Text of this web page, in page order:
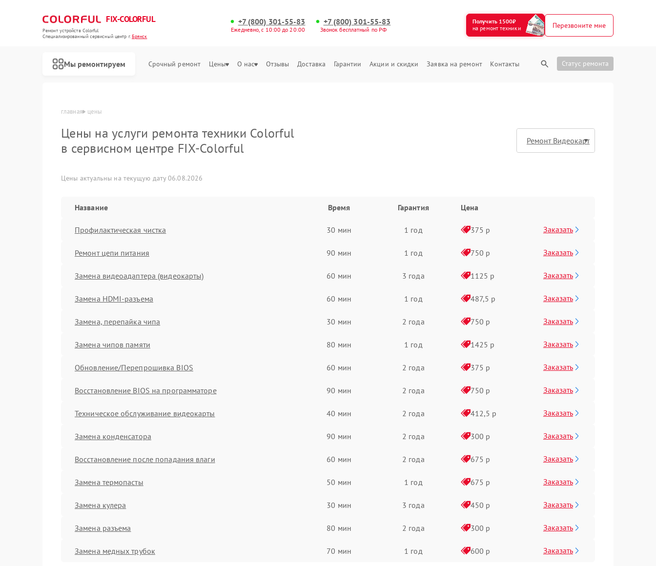
FIX-COLORFUL
Ремонт устройств Colorful
Специализированный cервисный центр г.Брянск
+7 (800) 301-55-83
Ежедневно, с 10:00 до 20:00
+7 (800) 301-55-83
Звонок бесплатный по РФ
Получить 1500₽
на ремонт техники
Перезвоните мне
Мы ремонтируем Срочный ремонт Цены О нас Отзывы Доставка Гарантии Акции и скидки Заявка на ремонт Контакты Статус ремонта
главная цены
Цены на услуги ремонта техники Colorful
в сервисном центре FIX-Colorful
Цены актуальны на текущую дату 06.08.2026
Название Время Гарантия Цена
Профилактическая чистка 30 мин 1 год 375 р Заказать
Ремонт цепи питания 90 мин 1 год 750 р Заказать
Замена видеоадаптера (видеокарты) 60 мин 3 года 1125 р Заказать
Замена HDMI-разъема 60 мин 1 год 487,5 р Заказать
Замена, перепайка чипа 30 мин 2 года 750 р Заказать
Замена чипов памяти 80 мин 1 год 1425 р Заказать
Обновление/Перепрошивка BIOS 60 мин 2 года 375 р Заказать
Восстановление BIOS на программаторе 90 мин 2 года 750 р Заказать
Техническое обслуживание видеокарты 40 мин 2 года 412,5 р Заказать
Замена конденсатора 90 мин 2 года 300 р Заказать
Восстановление после попадания влаги 60 мин 2 года 675 р Заказать
Замена термопасты 50 мин 1 год 675 р Заказать
Замена кулера 30 мин 3 года 450 р Заказать
Замена разъема 80 мин 2 года 300 р Заказать
Замена медных трубок 70 мин 1 год 600 р Заказать